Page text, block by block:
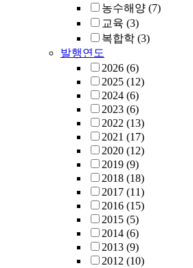
농수해양 (7)
교육 (3)
복합학 (3)
발행연도
2026 (6)
2025 (12)
2024 (6)
2023 (6)
2022 (13)
2021 (17)
2020 (12)
2019 (9)
2018 (18)
2017 (11)
2016 (15)
2015 (5)
2014 (6)
2013 (9)
2012 (10)